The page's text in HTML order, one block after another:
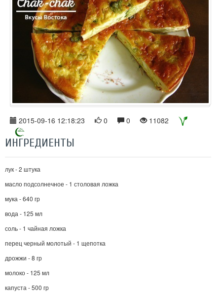
2015-09-16 12:18:23 0 0 11082
ИНГРЕДИЕНТЫ
лук - 2 штука
масло подсолнечное - 1 столовая ложка
мука - 640 гр
вода - 125 мл
соль - 1 чайная ложка
перец черный молотый - 1 щепотка
дрожжи - 8 гр
молоко - 125 мл
капуста - 500 гр